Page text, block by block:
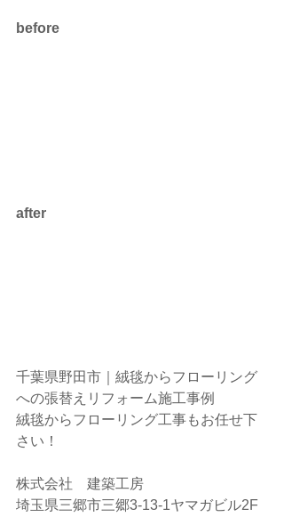
before
after
千葉県野田市｜絨毯からフローリング
への張替えリフォーム施工事例
絨毯からフローリング工事もお任せ下
さい！
株式会社　建築工房
埼玉県三郷市三郷3-13-1ヤマガビル2F